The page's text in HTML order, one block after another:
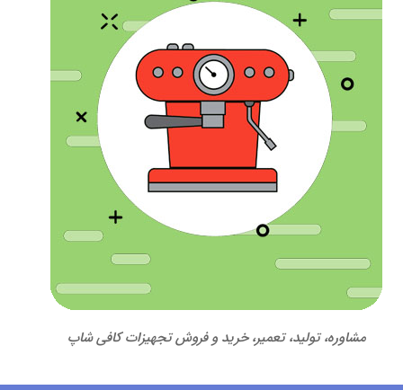
مشاوره، تولید، تعمیر، خرید و فروش تجهیزات کافی شاپ